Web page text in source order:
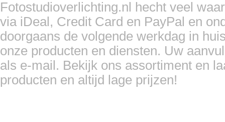
Fotostudioverlichting.nl hecht veel
via iDeal, Credit Card en PayPal en
doorgaans de volgende werkdag in
onze producten en diensten. Uw
als e-mail. Bekijk ons assortiment en
producten en altijd lage prijzen!